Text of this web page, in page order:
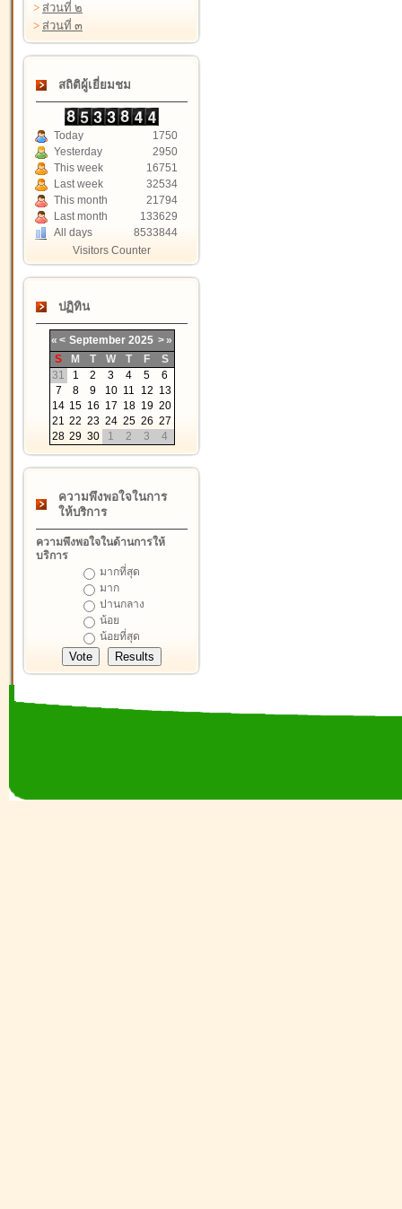
> ส่วนที่ ๒
> ส่วนที่ ๓
สถิติผู้เยี่ยมชม
Today
1750
Yesterday
2950
This week
16751
Last week
32534
This month
21794
Last month
133629
All days
8533844
Visitors Counter
ปฏิทิน
« < September 2025 >»
S
M T W T F
S
31
1 2 3 4 5
6
7
8 9 10 11 12 13
14 15 16 17 18 19 20
21 22 23 24 25 26 27
28 29 30 1 2 3 4
ความพึงพอใจในการ
ให้บริการ
ความพึงพอใจในด้านการให้
บริการ
มากที่สุด
มาก
ปานกลาง
น้อย
น้อยที่สุด